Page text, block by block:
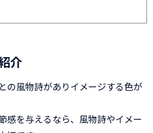
介
の風物詩がありイメージする色が
感を与えるなら、風物詩やイメー